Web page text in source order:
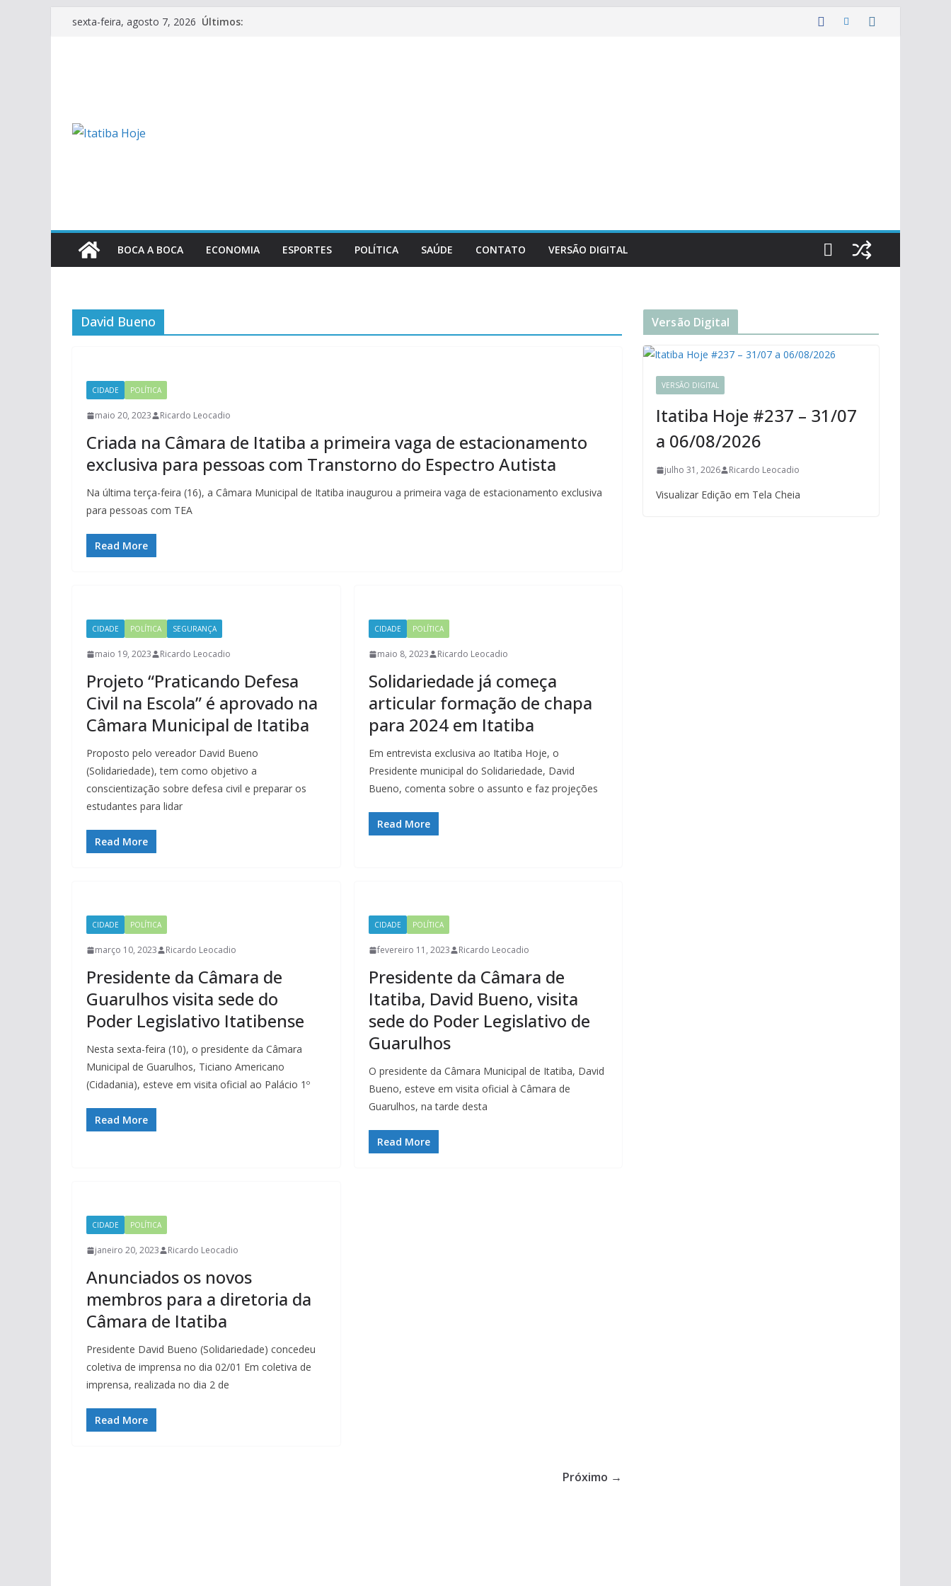
Pularsexta-feira, agosto 7, 2026 Últimos:
BOCA A BOCA ECONOMIA ESPORTES POLÍTICA SAÚDE CONTATO VERSÃO DIGITAL
David Bueno
CIDADE POLÍTICA
maio 20, 2023 Ricardo Leocadio
Criada na Câmara de Itatiba a primeira vaga de estacionamento
exclusiva para pessoas com Transtorno do Espectro Autista
Na última terça-feira (16), a Câmara Municipal de Itatiba inaugurou a primeira vaga de estacionamento exclusiva
para pessoas com TEA
Read More
CIDADE POLÍTICA SEGURANÇA
maio 19, 2023 Ricardo Leocadio
Projeto “Praticando Defesa
Civil na Escola” é aprovado na
Câmara Municipal de Itatiba
Proposto pelo vereador David Bueno
(Solidariedade), tem como objetivo a
conscientização sobre defesa civil e preparar os
estudantes para lidar
Read More
CIDADE POLÍTICA
maio 8, 2023 Ricardo Leocadio
Solidariedade já começa
articular formação de chapa
para 2024 em Itatiba
Em entrevista exclusiva ao Itatiba Hoje, o
Presidente municipal do Solidariedade, David
Bueno, comenta sobre o assunto e faz projeções
Read More
CIDADE POLÍTICA
março 10, 2023 Ricardo Leocadio
Presidente da Câmara de
Guarulhos visita sede do
Poder Legislativo Itatibense
Nesta sexta-feira (10), o presidente da Câmara
Municipal de Guarulhos, Ticiano Americano
(Cidadania), esteve em visita oficial ao Palácio 1º
Read More
CIDADE POLÍTICA
fevereiro 11, 2023 Ricardo Leocadio
Presidente da Câmara de
Itatiba, David Bueno, visita
sede do Poder Legislativo de
Guarulhos
O presidente da Câmara Municipal de Itatiba, David
Bueno, esteve em visita oficial à Câmara de
Guarulhos, na tarde desta
Read More
CIDADE POLÍTICA
janeiro 20, 2023 Ricardo Leocadio
Anunciados os novos
membros para a diretoria da
Câmara de Itatiba
Presidente David Bueno (Solidariedade) concedeu
coletiva de imprensa no dia 02/01 Em coletiva de
imprensa, realizada no dia 2 de
Read More
Próximo →
Versão Digital
VERSÃO DIGITAL
Itatiba Hoje #237 – 31/07
a 06/08/2026
julho 31, 2026 Ricardo Leocadio
Visualizar Edição em Tela Cheia